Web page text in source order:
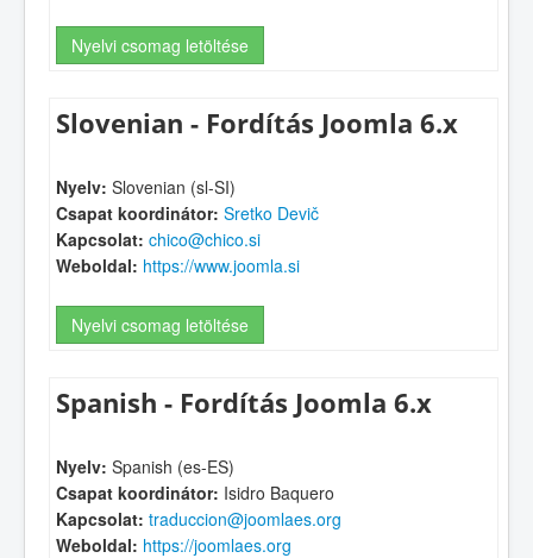
Nyelvi csomag letöltése
Slovenian - Fordítás Joomla 6.x
Nyelv: Slovenian (sl-SI)
Csapat koordinátor: Sretko Devič
Kapcsolat: chico@chico.si
Weboldal: https://www.joomla.si
Nyelvi csomag letöltése
Spanish - Fordítás Joomla 6.x
Nyelv: Spanish (es-ES)
Csapat koordinátor: Isidro Baquero
Kapcsolat: traduccion@joomlaes.org
Weboldal: https://joomlaes.org